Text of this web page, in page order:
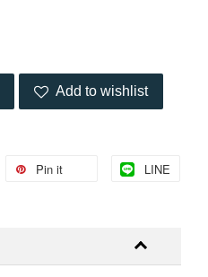
Add to wishlist
Pin it LINE